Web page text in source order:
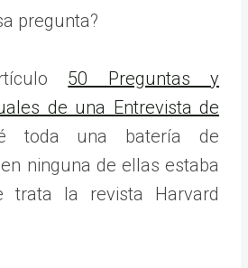
pregunta?
50 Preguntas y
de una Entrevista de
toda una batería de
ninguna de ellas estaba
trata la revista Harvard